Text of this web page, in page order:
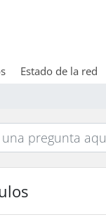
Estado de la red